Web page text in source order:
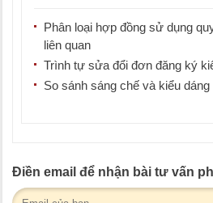
Phân loại hợp đồng sử dụng
liên quan
Trình tự sửa đổi đơn đăng ký
So sánh sáng chế và kiểu dáng
Điền email để nhận bài tư vấn